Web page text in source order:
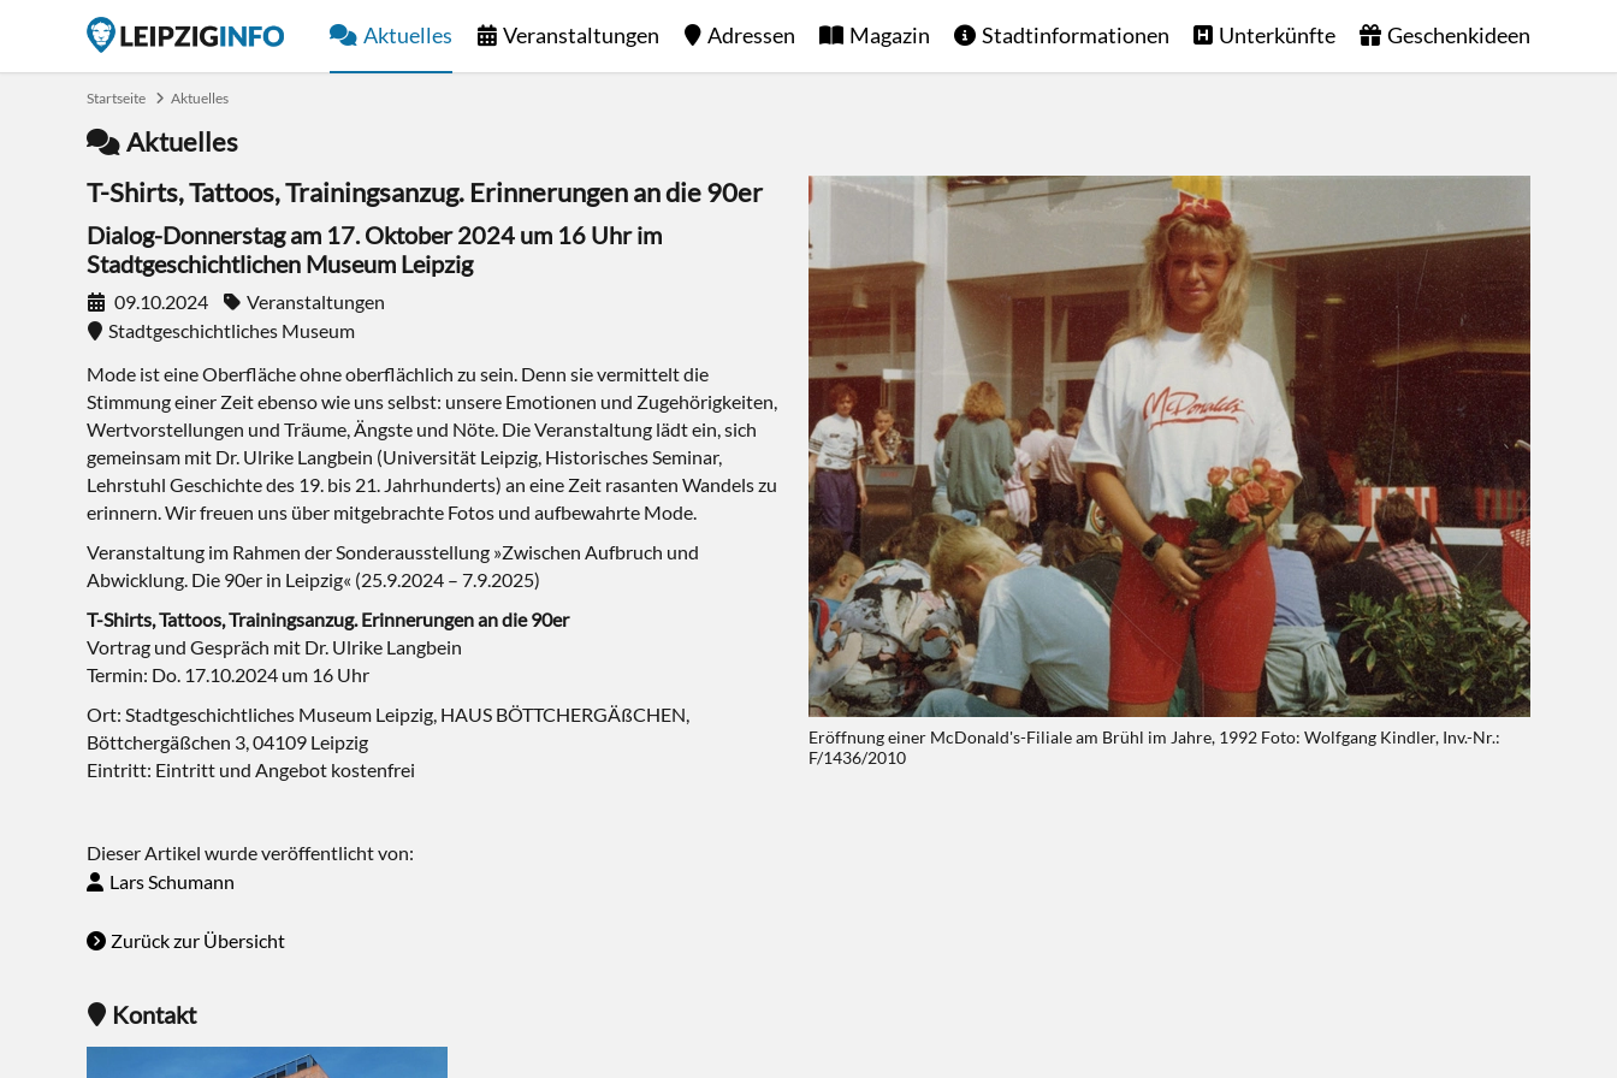
Aktuelles Veranstaltungen Adressen Magazin Stadtinformationen Unterkünfte Geschenkideen
Startseite Aktuelles
Aktuelles
Eröffnung einer McDonald's-Filiale am Brühl im Jahre, 1992 Foto: Wolfgang Kindler, Inv.-Nr.:
F/1436/2010
T-Shirts, Tattoos, Trainingsanzug. Erinnerungen an die 90er
Dialog-Donnerstag am 17. Oktober 2024 um 16 Uhr im
Stadtgeschichtlichen Museum Leipzig
09.10.2024
Veranstaltungen
Stadtgeschichtliches Museum
Mode ist eine Oberfläche ohne oberflächlich zu sein. Denn sie vermittelt die
Stimmung einer Zeit ebenso wie uns selbst: unsere Emotionen und Zugehörigkeiten,
Wertvorstellungen und Träume, Ängste und Nöte. Die Veranstaltung lädt ein, sich
gemeinsam mit Dr. Ulrike Langbein (Universität Leipzig, Historisches Seminar,
Lehrstuhl Geschichte des 19. bis 21. Jahrhunderts) an eine Zeit rasanten Wandels zu
erinnern. Wir freuen uns über mitgebrachte Fotos und aufbewahrte Mode.
Veranstaltung im Rahmen der Sonderausstellung »Zwischen Aufbruch und
Abwicklung. Die 90er in Leipzig« (25.9.2024 – 7.9.2025)
T-Shirts, Tattoos, Trainingsanzug. Erinnerungen an die 90er
Vortrag und Gespräch mit Dr. Ulrike Langbein
Termin: Do. 17.10.2024 um 16 Uhr
Ort: Stadtgeschichtliches Museum Leipzig, HAUS BÖTTCHERGÄßCHEN,
Böttchergäßchen 3, 04109 Leipzig
Eintritt: Eintritt und Angebot kostenfrei
Dieser Artikel wurde veröffentlicht von:
Lars Schumann
Zurück zur Übersicht
Kontakt